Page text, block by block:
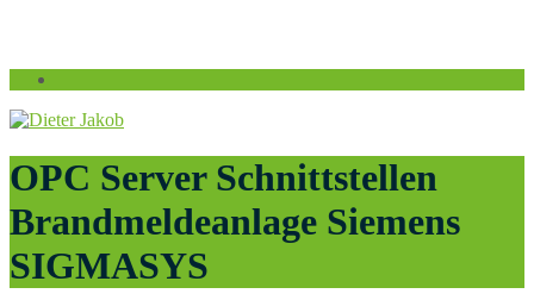
OPC Server Schnittstellen
Brandmeldeanlage Siemens
SIGMASYS